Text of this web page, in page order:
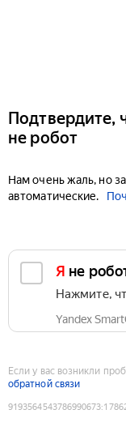
Подтвердите,
не робот
Нам очень жаль, но
автоматические.
Я не
Нажмите,
Yandex
Если у вас возникли
обратной связи
9193564543786990673: